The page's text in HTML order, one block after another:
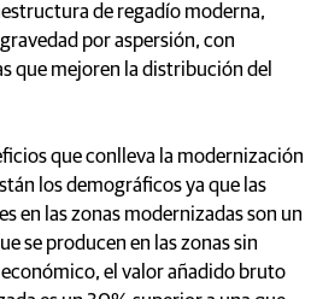
de regadío moderna,
por aspersión, con
que mejoren la distribución del
que conlleva la modernización
los demográficos ya que las
en las zonas modernizadas son un
se producen en las zonas sin
el valor añadido bruto